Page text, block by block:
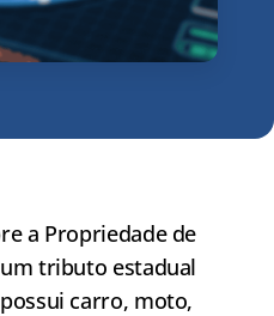
a Propriedade de
tributo estadual
carro, moto,